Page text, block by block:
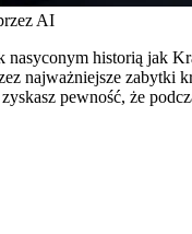
AI
historią jak
najważniejsze zabytki
pewność, że